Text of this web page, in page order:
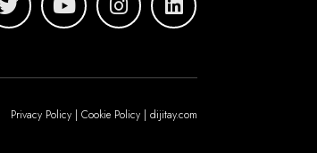
Privacy Policy | Cookie Policy | dijitay.com